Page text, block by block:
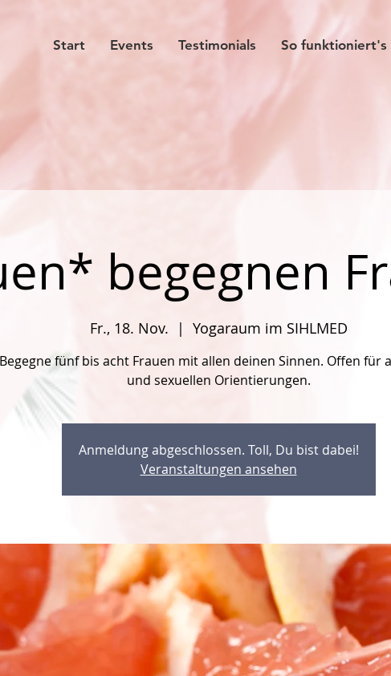
Start Events Testimonials So funktioniert's
begegnen
Fr., 18. Nov.
  |
Yogaraum im SIHLMED
Begegne fünf bis acht Frauen mit allen deinen Sinnen. Offen für
und sexuellen Orientierungen.
Anmeldung abgeschlossen. Toll, Du bist dabei!
Veranstaltungen ansehen